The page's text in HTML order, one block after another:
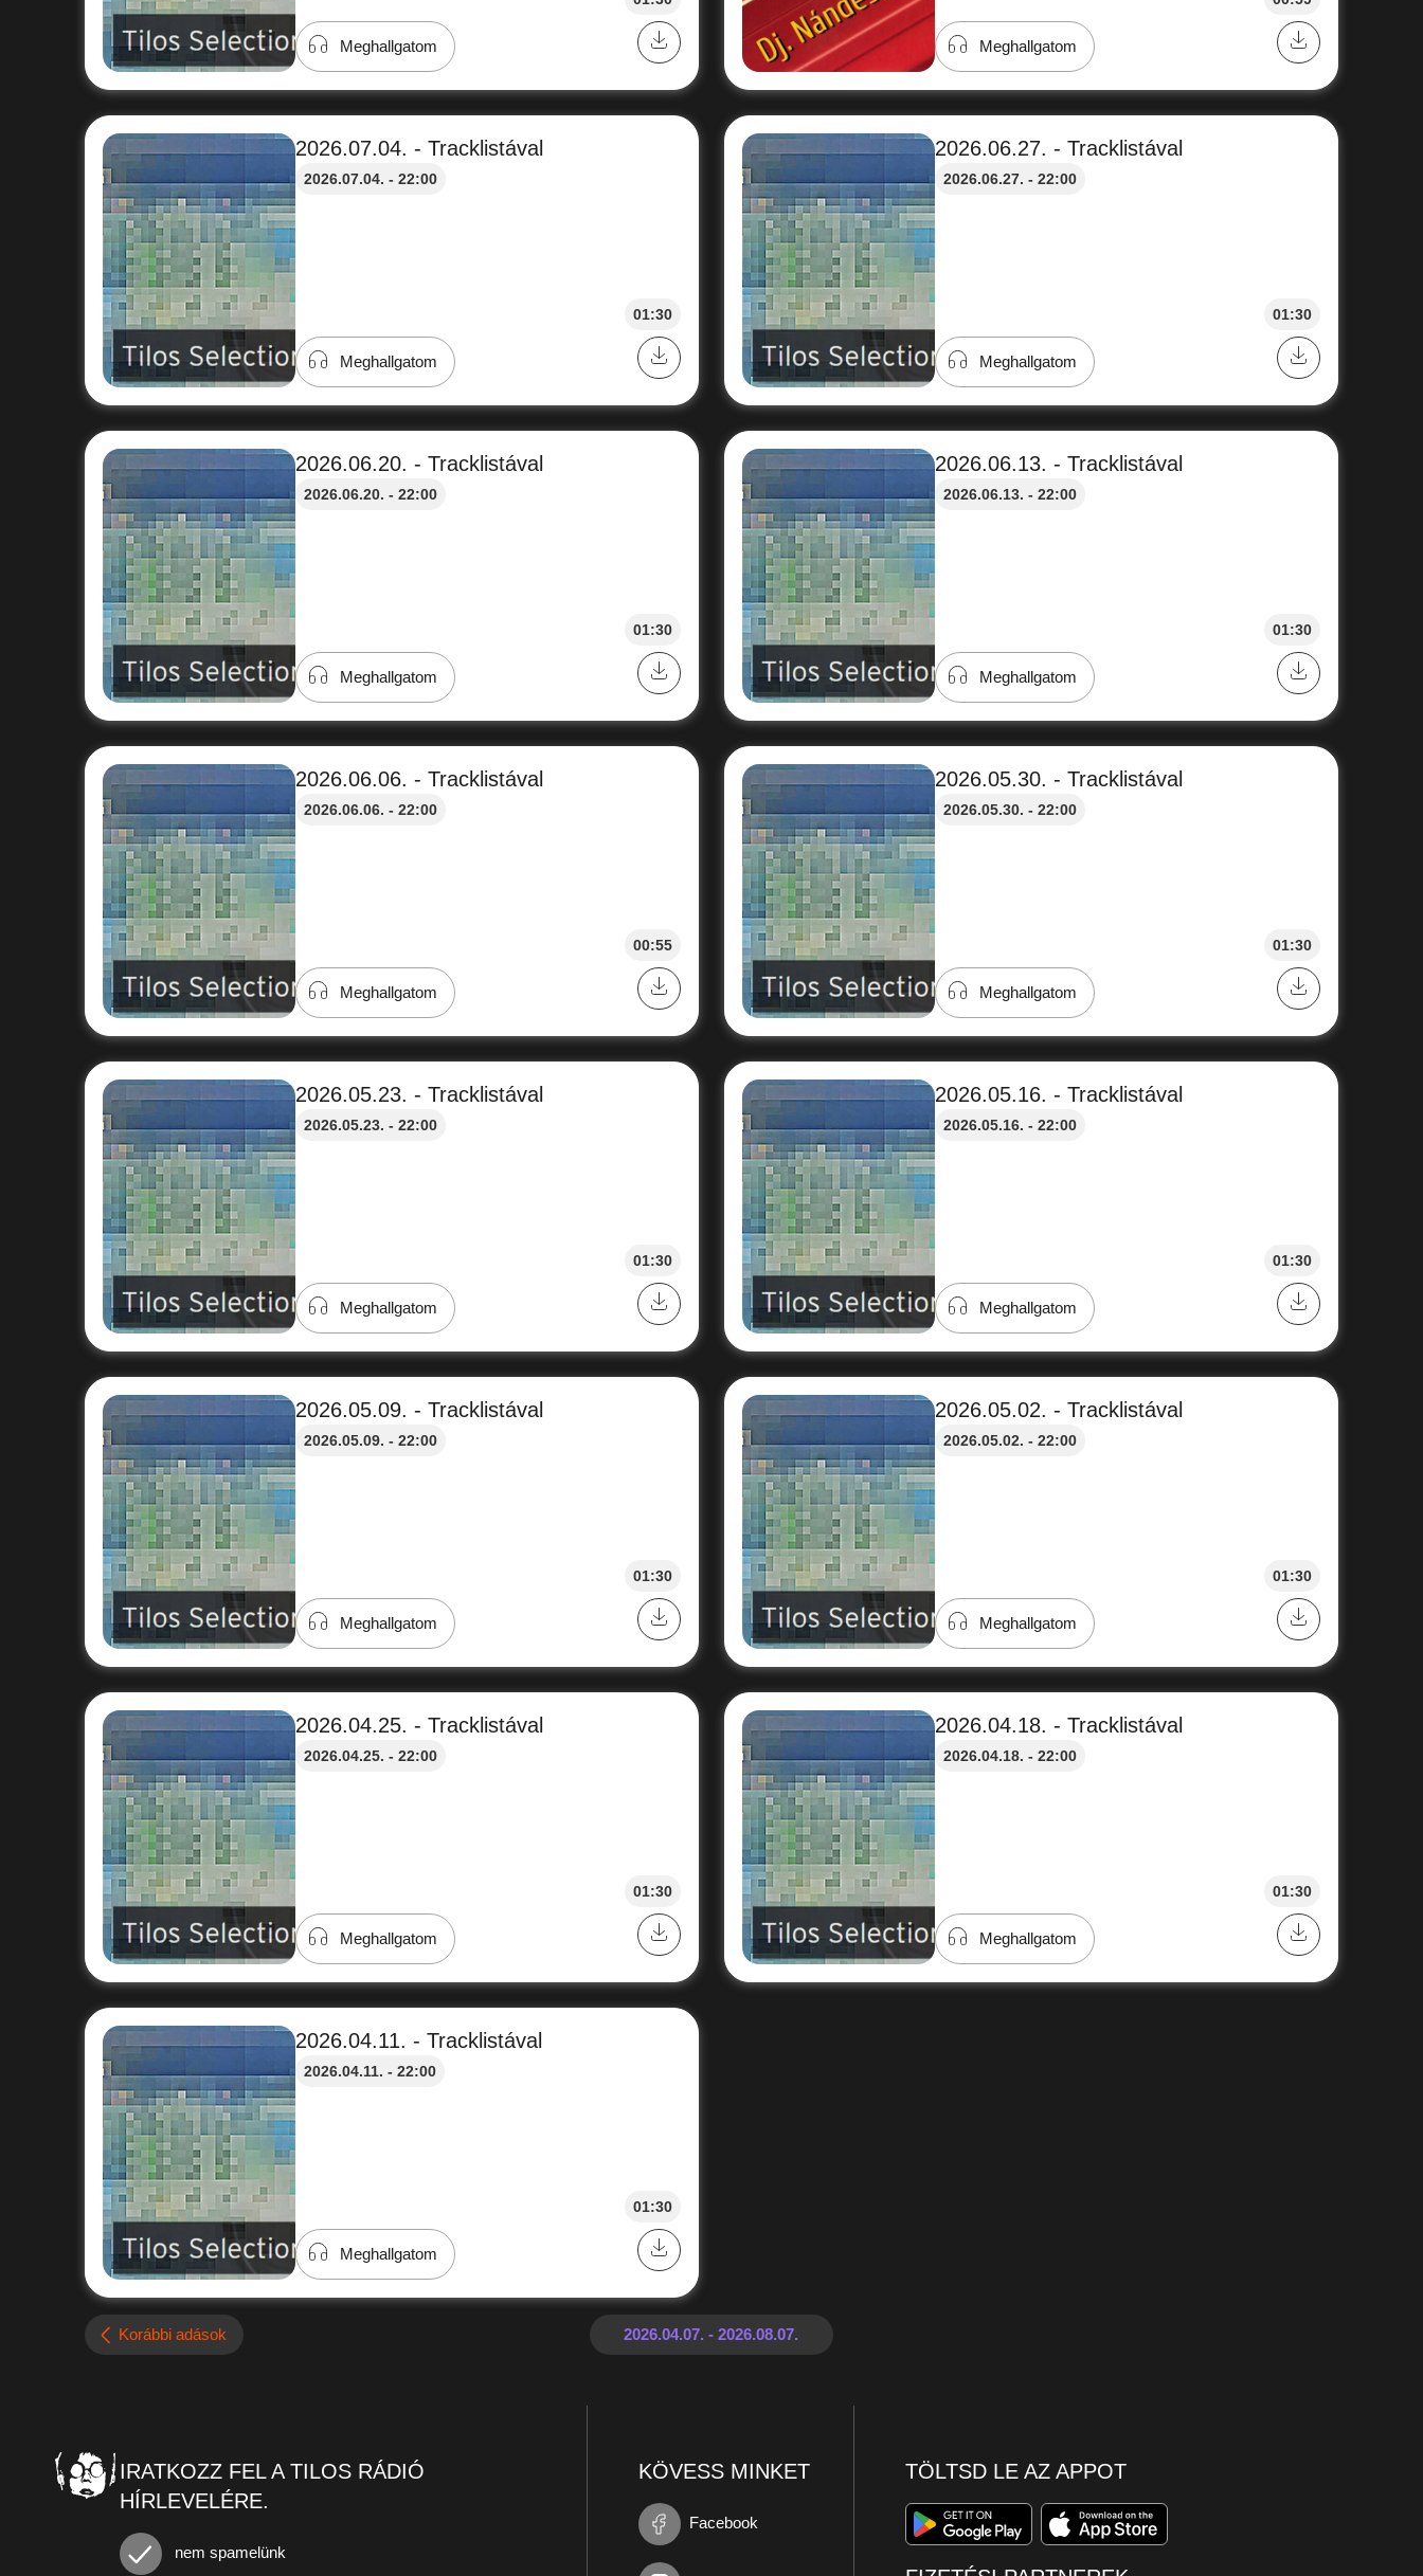
Meghallgatom Meghallgatom
2026.07.04. - Tracklistával
2026.07.04. - 22:00
01:30
Meghallgatom
2026.06.27. - Tracklistával
2026.06.27. - 22:00
01:30
Meghallgatom
2026.06.20. - Tracklistával
2026.06.20. - 22:00
01:30
Meghallgatom
2026.06.13. - Tracklistával
2026.06.13. - 22:00
01:30
Meghallgatom
2026.06.06. - Tracklistával
2026.06.06. - 22:00
00:55
Meghallgatom
2026.05.30. - Tracklistával
2026.05.30. - 22:00
01:30
Meghallgatom
2026.05.23. - Tracklistával
2026.05.23. - 22:00
01:30
Meghallgatom
2026.05.16. - Tracklistával
2026.05.16. - 22:00
01:30
Meghallgatom
2026.05.09. - Tracklistával
2026.05.09. - 22:00
01:30
Meghallgatom
2026.05.02. - Tracklistával
2026.05.02. - 22:00
01:30
Meghallgatom
2026.04.25. - Tracklistával
2026.04.25. - 22:00
01:30
Meghallgatom
2026.04.18. - Tracklistával
2026.04.18. - 22:00
01:30
Meghallgatom
2026.04.11. - Tracklistával
2026.04.11. - 22:00
01:30
Meghallgatom
Korábbi adások
IRATKOZZ FEL A TILOS RÁDIÓ
HÍRLEVELÉRE.
nem spamelünk
KÖVESS MINKET
Facebook
TÖLTSD LE AZ APPOT